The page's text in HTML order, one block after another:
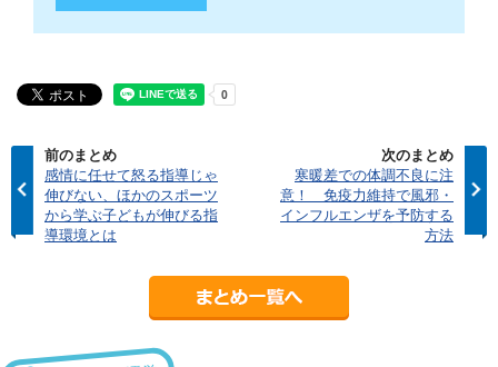
前のまとめ
感情に任せて怒る指導じゃ
伸びない、ほかのスポーツ
から学ぶ子どもが伸びる指
導環境とは
次のまとめ
寒暖差での体調不良に注
意！ 免疫力維持で風邪・
インフルエンザを予防する
方法